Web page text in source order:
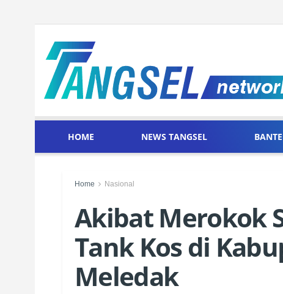
HOME NEWS TANGSEL
Home Nasional
Akibat Merokok
Tank Kos di
Meledak